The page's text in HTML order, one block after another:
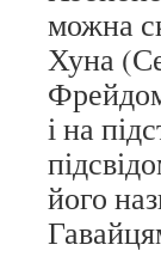
можна
Хуна
і на
його